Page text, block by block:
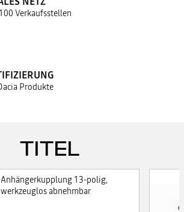
Verkaufsstellen
Produkte
TITEL
Anhängerkupplung 13-polig,
werkzeuglos abnehmbar